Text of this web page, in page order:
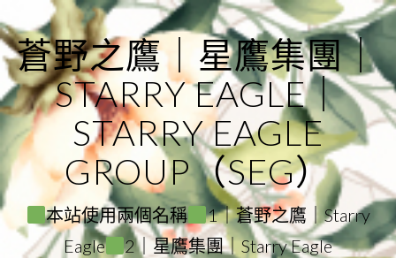
to
content
蒼野之鷹｜星鷹集團｜
STARRY EAGLE｜
STARRY EAGLE
GROUP（SEG）
本站使用兩個名稱
1｜蒼野之鷹｜Starry
Eagle
2｜星鷹集團｜Starry Eagle